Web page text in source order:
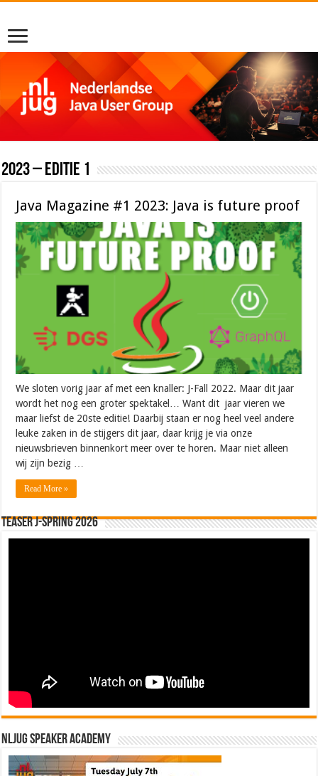
2023 – editie 1
Java Magazine #1 2023: Java is future proof
We sloten vorig jaar af met een knaller: J-Fall 2022. Maar dit jaar
wordt het nog een groter spektakel… Want dit jaar vieren we
maar liefst de 20ste editie! Daarbij staan er nog heel veel andere
leuke zaken in de stijgers dit jaar, daar krijg je via onze
nieuwsbrieven binnenkort meer over te horen. Maar niet alleen
wij zijn bezig …
Read More »
Teaser J-Spring 2026
NLJUG Speaker Academy